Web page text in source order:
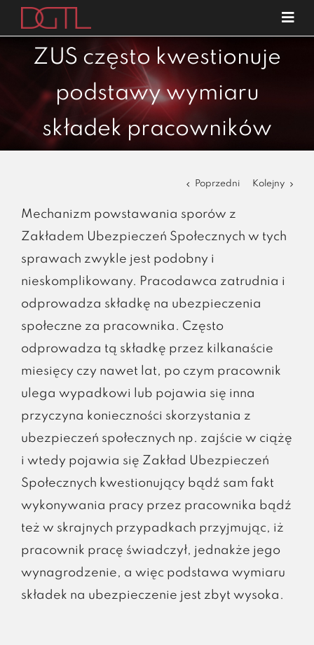
Przejdź
zawartości
o nas
specjalizacje
publikacje
blog
ZUS często kwestionuje
podstawy wymiaru
składek pracowników
Poprzedni Kolejny
Mechanizm powstawania sporów z
Zakładem Ubezpieczeń Społecznych w tych
sprawach zwykle jest podobny i
nieskomplikowany. Pracodawca zatrudnia i
odprowadza składkę na ubezpieczenia
społeczne za pracownika. Często
odprowadza tą składkę przez kilkanaście
miesięcy czy nawet lat, po czym pracownik
ulega wypadkowi lub pojawia się inna
przyczyna konieczności skorzystania z
ubezpieczeń społecznych np. zajście w ciążę
i wtedy pojawia się Zakład Ubezpieczeń
Społecznych kwestionujący bądź sam fakt
wykonywania pracy przez pracownika bądź
też w skrajnych przypadkach przyjmując, iż
pracownik pracę świadczył, jednakże jego
wynagrodzenie, a więc podstawa wymiaru
składek na ubezpieczenie jest zbyt wysoka.